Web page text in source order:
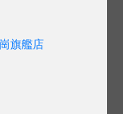
旗艦店